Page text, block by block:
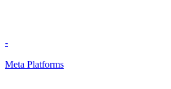
-
Meta Platforms